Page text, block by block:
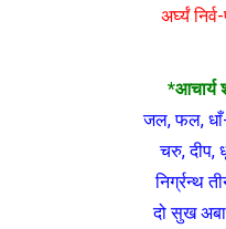
अर्घ्यं
*आचार्य
जल, फल, धाँ-
चरु, दीप,
निर्ग्रन्थ
दो सुख